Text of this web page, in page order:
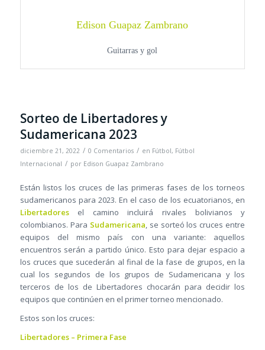
Edison Guapaz Zambrano
Guitarras y gol
Sorteo de Libertadores y
Sudamericana 2023
diciembre 21, 2022 / 0 Comentarios / en Fútbol, Fútbol
Internacional / por Edison Guapaz Zambrano
Están listos los cruces de las primeras fases de los torneos
sudamericanos para 2023. En el caso de los ecuatorianos, en
Libertadoresel camino incluirá rivales bolivianos y
colombianos. Para Sudamericana, se sorteó los cruces entre
equipos del mismo país con una variante: aquellos
encuentros serán a partido único. Esto para dejar espacio a
los cruces que sucederán al final de la fase de grupos, en la
cual los segundos de los grupos de Sudamericana y los
terceros de los de Libertadores chocarán para decidir los
equipos que continúen en el primer torneo mencionado.
Estos son los cruces:
Libertadores – Primera Fase